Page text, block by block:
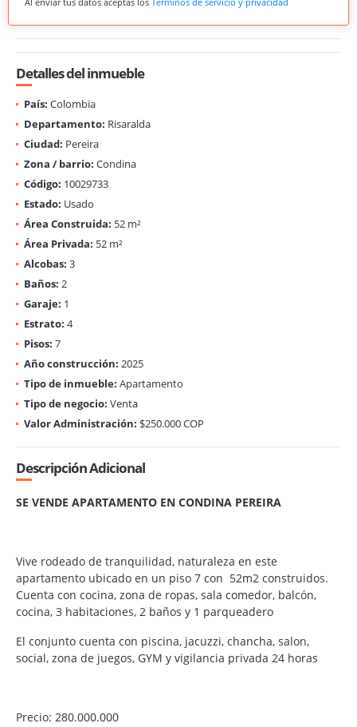
Detalles del inmueble
País: Colombia
Departamento: Risaralda
Ciudad: Pereira
Zona / barrio: Condina
Código: 10029733
Estado: Usado
Área Construida: 52 m²
Área Privada: 52 m²
Alcobas: 3
Baños: 2
Garaje: 1
Estrato: 4
Pisos: 7
Año construcción: 2025
Tipo de inmueble: Apartamento
Tipo de negocio: Venta
Valor Administración: $250.000 COP
Descripción Adicional
SE VENDE APARTAMENTO EN CONDINA PEREIRA
Vive rodeado de tranquilidad, naturaleza en este
apartamento ubicado en un piso 7 con 52m2 construidos.
Cuenta con cocina, zona de ropas, sala comedor, balcón,
cocina, 3 habitaciones, 2 baños y 1 parqueadero
El conjunto cuenta con piscina, jacuzzi, chancha, salon,
social, zona de juegos, GYM y vigilancia privada 24 horas
Precio: 280.000.000